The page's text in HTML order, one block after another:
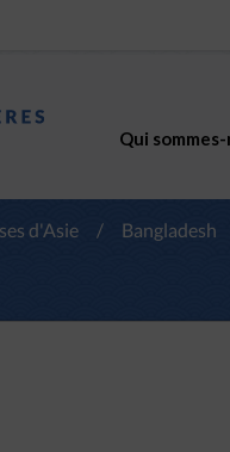
Qui sommes-
d'Asie / Bangladesh